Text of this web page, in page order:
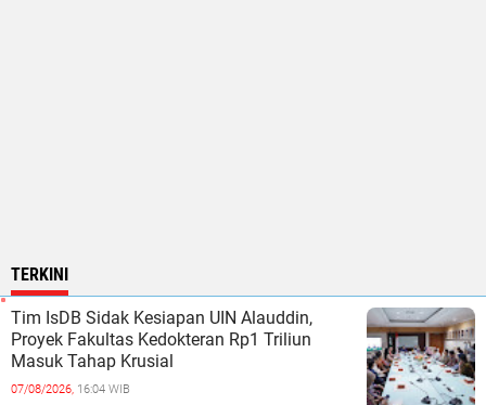
TERKINI
Tim IsDB Sidak Kesiapan UIN Alauddin,
Proyek Fakultas Kedokteran Rp1 Triliun
Masuk Tahap Krusial
07/08/2026, 16:04 WIB